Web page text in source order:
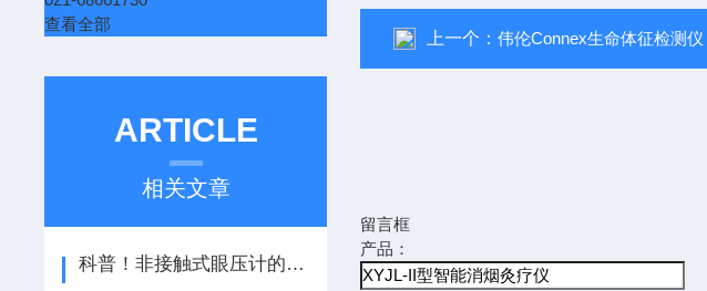
查看全部
ARTICLE
相关文章
科普！非接触式眼压计的设计原理和结构组成
上一个：伟伦Connex生命体征检测仪
留言框
产品：